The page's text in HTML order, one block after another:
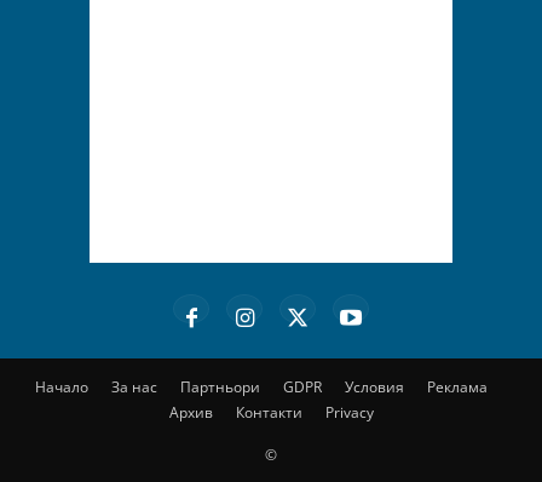
Начало За нас Партньори GDPR Условия
Реклама
Архив
Контакти Privacy
©